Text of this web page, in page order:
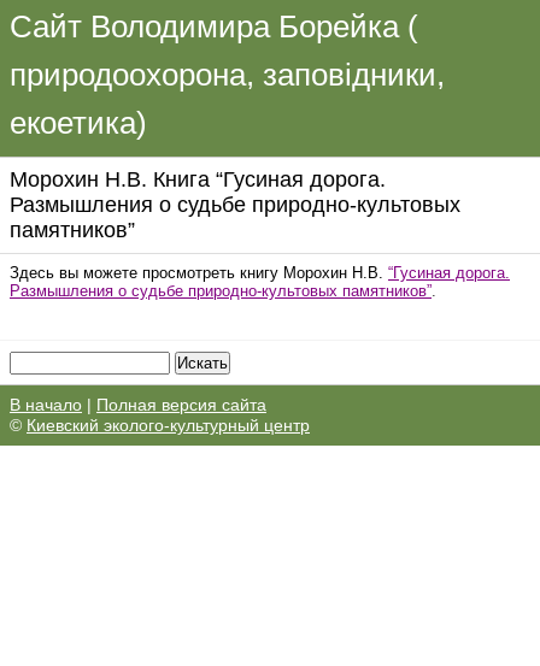
Сайт Володимира Борейка (
природоохорона, заповідники,
екоетика)
Морохин Н.В. Книга “Гусиная дорога.
Размышления о судьбе природно-культовых
памятников”
Здесь вы можете просмотреть книгу Морохин Н.В. “Гусиная дорога.
Размышления о судьбе природно-культовых памятников”.
В начало | Полная версия сайта
© Киевский эколого-культурный центр